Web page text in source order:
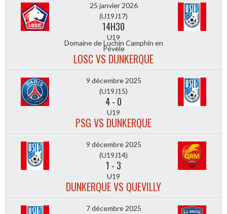
25 janvier 2026
(U19J17)
14H30
U19
Domaine de Luchin Camphin en
Pévèle
LOSC VS DUNKERQUE
9 décembre 2025
(U19J15)
4- 0
U19
PSG VS DUNKERQUE
9 décembre 2025
(U19J14)
1 - 3
U19
DUNKERQUE VS QUEVILLY
7 décembre 2025